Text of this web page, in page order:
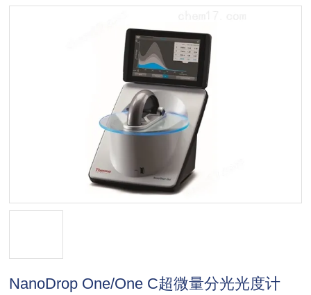
NanoDrop One/One C超微量分光光度计